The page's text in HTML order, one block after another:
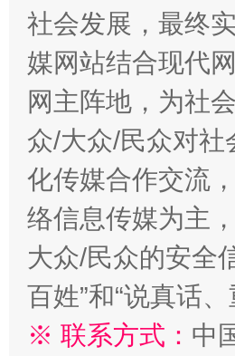
“刷贴”乱象丛生
揭批美国五大"原罪"
社会发展，最终
媒网站结合现代
网主阵地，为社
众/大众/民众对
化传媒合作交流
络信息传媒为主
大众/民众的安全
百姓”和“说真话
※ 联系方式： 中